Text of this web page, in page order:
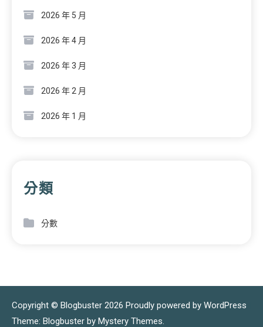
2026 年 5 月
2026 年 4 月
2026 年 3 月
2026 年 2 月
2026 年 1 月
分類
分數
Copyright © Blogbuster 2026 Proudly powered by WordPress
Theme: Blogbuster by Mystery Themes